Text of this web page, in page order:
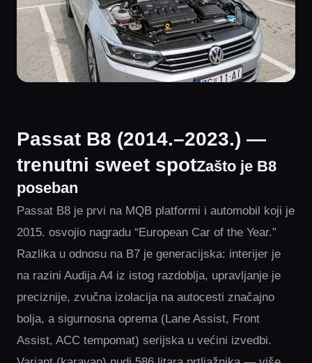
Passat B8 (2014.–2023.) —
trenutni sweet spotZašto je B8
poseban
Passat B8 je prvi na MQB platformi i automobil koji je
2015. osvojio nagradu “European Car of the Year.”
Razlika u odnosu na B7 je generacijska: interijer je
na razini Audija A4 iz istog razdoblja, upravljanje je
preciznije, zvučna izolacija na autocesti značajno
bolja, a sigurnosna oprema (Lane Assist, Front
Assist, ACC tempomat) serijska u većini izvedbi.